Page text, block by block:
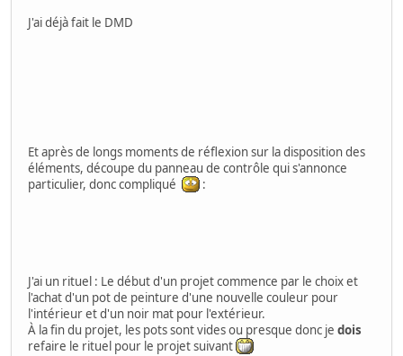
J'ai déjà fait le DMD
Et après de longs moments de réflexion sur la disposition des
éléments, découpe du panneau de contrôle qui s'annonce
particulier, donc compliqué
:
J'ai un rituel : Le début d'un projet commence par le choix et
l'achat d'un pot de peinture d'une nouvelle couleur pour
l'intérieur et d'un noir mat pour l'extérieur.
À la fin du projet, les pots sont vides ou presque donc je dois
refaire le rituel pour le projet suivant